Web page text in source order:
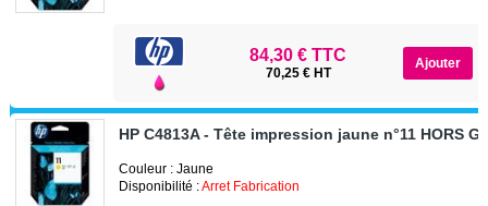
84,30 € TTC
70,25 € HT
HP C4813A - Tête impression jaune n°11 HORS
Couleur : Jaune
Disponibilité :Arret Fabrication